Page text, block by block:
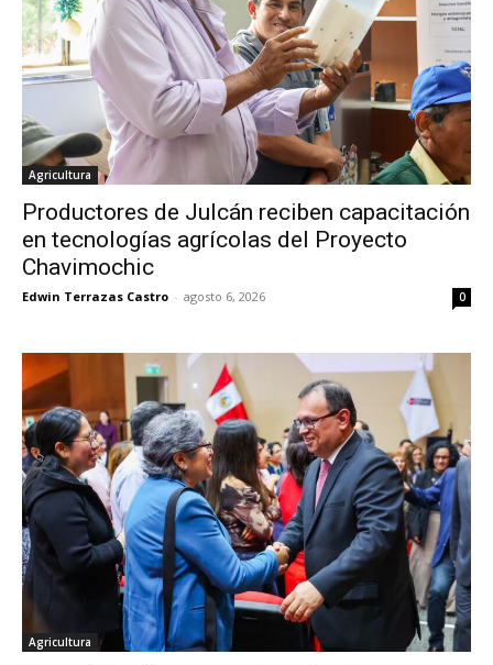
Agricultura
Productores de Julcán reciben capacitación
en tecnologías agrícolas del Proyecto
Chavimochic
Edwin Terrazas Castro - agosto 6, 2026 0
Agricultura